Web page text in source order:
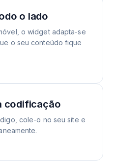
o lado
o widget adapta-se
o seu conteúdo fique
codificação
cole-o no seu site e